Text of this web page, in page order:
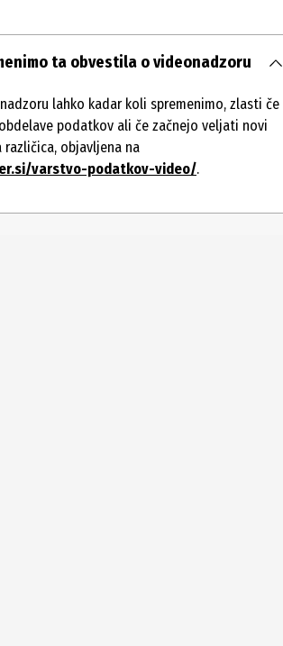
ta obvestila o videonadzoru
lahko kadar koli spremenimo, zlasti če
podatkov ali če začnejo veljati novi
različica, objavljena na
varstvo-podatkov-video/.